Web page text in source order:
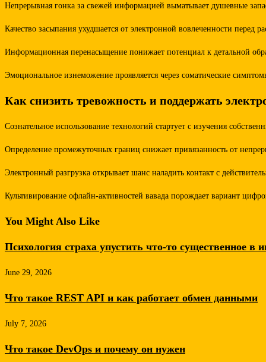
Непрерывная гонка за свежей информацией выматывает душевные
Качество засыпания ухудшается от электронной вовлеченности
Информационная перенасыщение понижает потенциал к детальной
Эмоциональное изнеможение проявляется через соматические
Как снизить тревожность и поддержать
Сознательное использование технологий стартует с изучения
Определение промежуточных границ снижает привязанность от
Электронный разгрузка открывает шанс наладить контакт с
Культивирование офлайн-активностей вавада порождает вариант
You Might Also Like
Психология страха упустить что-то существенное в
June 29, 2026
Что такое REST API и как работает обмен данными
July 7, 2026
Что такое DevOps и почему он нужен